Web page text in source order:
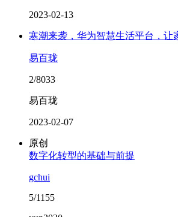
2023-02-13
寒潮来袭，华为智慧生活平台，让
易百珑
2/8033
易百珑
2023-02-07
原创
数字化转型的基础与前提
gchui
5/1155